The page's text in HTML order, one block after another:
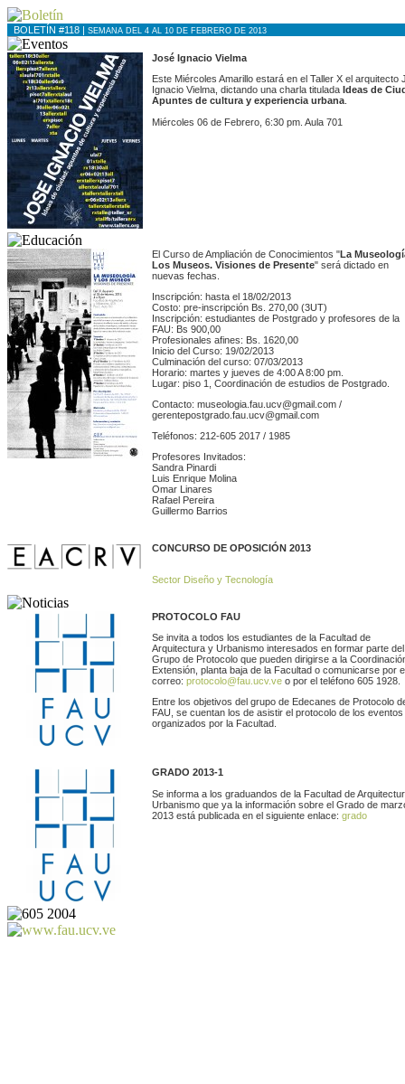
BOLETÍN #118 | SEMANA DEL 4 AL 10 DE FEBRERO DE 2013
José Ignacio Vielma
Este Miércoles Amarillo estará en el Taller X el arquitecto
Ignacio Vielma, dictando una charla titulada Ideas de
Apuntes de cultura y experiencia urbana
Miércoles 06 de Febrero, 6:30 pm. Aula 701
El Curso de Ampliación de Conocimientos "La
Los Museos. Visiones de Presente" será dictado en
nuevas fechas.
Inscripción: hasta el 18/02/2013
Costo: pre-inscripción Bs. 270,00 (3UT)
Inscripción: estudiantes de Postgrado y profesores de la
FAU: Bs 900,00
Profesionales afines: Bs. 1620,00
Inicio del Curso: 19/02/2013
Culminación del curso: 07/03/2013
Horario: martes y jueves de 4:00 A 8:00 pm.
Lugar: piso 1, Coordinación de estudios de Postgrado.
Contacto: museologia.fau.ucv@gmail.com /
gerentepostgrado.fau.ucv@gmail.com
Teléfonos: 212-605 2017 / 1985
Profesores Invitados:
Sandra Pinardi
Luis Enrique Molina
Omar Linares
Rafael Pereira
Guillermo Barrios
CONCURSO DE OPOSICIÓN 2013
Sector Diseño y Tecnología
PROTOCOLO FAU
Se invita a todos los estudiantes de la Facultad de
Arquitectura y Urbanismo interesados en formar parte del
Grupo de Protocolo que pueden dirigirse a la
Extensión, planta baja de la Facultad o comunicarse por
correo: protocolo@fau.ucv.ve o por el teléfono 605 1928.
Entre los objetivos del grupo de Edecanes de Protocolo
FAU, se cuentan los de asistir el protocolo de los eventos
organizados por la Facultad.
GRADO 2013-1
Se informa a los graduandos de la Facultad de
Urbanismo que ya la información sobre el Grado de
2013 está publicada en el siguiente enlace: grado